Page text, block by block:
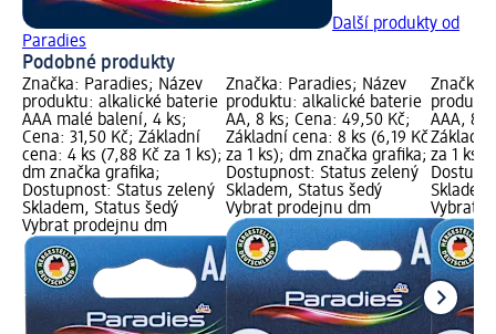
Další produkty od
Paradies
Podobné produkty
Značka: Paradies; Název
produktu: alkalické baterie
AAA malé balení, 4 ks;
Cena: 31,50 Kč; Základní
cena: 4 ks (7,88 Kč za 1 ks);
dm značka grafika;
Dostupnost: Status zelený
Skladem, Status šedý
Vybrat prodejnu dm
Značka: Paradies; Název
produktu: alkalické baterie
AA, 8 ks; Cena: 49,50 Kč;
Základní cena: 8 ks (6,19 Kč
za 1 ks); dm značka grafika;
Dostupnost: Status zelený
Skladem, Status šedý
Vybrat prodejnu dm
Značka:
AAA, 8
Základní
za 1 ks);
Vybrat